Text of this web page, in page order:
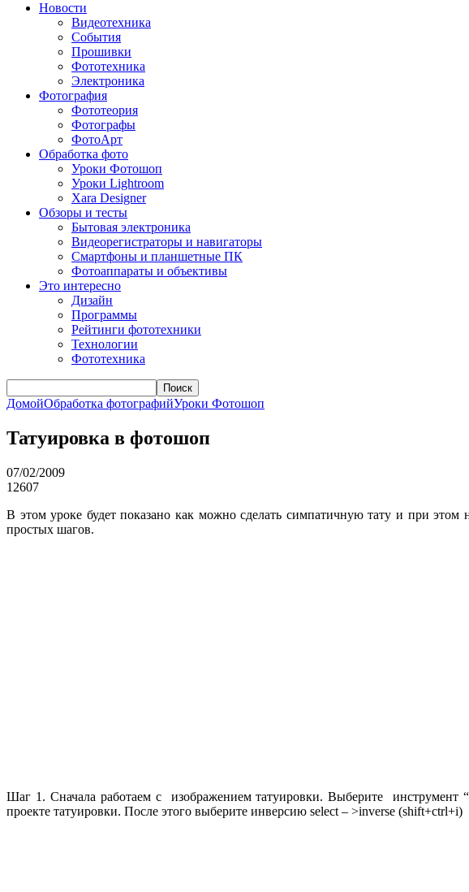
Новости
Видеотехника
События
Прошивки
Фототехника
Электроника
Фотография
Фототеория
Фотографы
ФотоАрт
Обработка фото
Уроки Фотошоп
Уроки Lightroom
Xara Designer
Обзоры и тесты
Бытовая электроника
Видеорегистраторы и навигаторы
Смартфоны и планшетные ПК
Фотоаппараты и объективы
Это интересно
Дизайн
Программы
Рейтинги фототехники
Технологии
Фототехника
Поиск
ДомойОбработка фотографийУроки Фотошоп
Татуировка в фотошоп
07/02/2009
12607
В этом уроке будет показано как можно сделать симпатичную тату и при этом
простых шагов.
Шаг 1. Сначала работаем с изображением татуировки. Выберите инструмент
проекте татуировки. После этого выберите инверсию select – >inverse (shift+ctrl+i)